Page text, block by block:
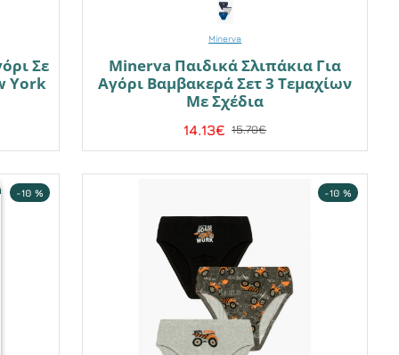
Σε
York
Minerva
Minerva Παιδικά Σλιπάκια Για
Αγόρι Βαμβακερά Σετ 3 Τεμαχίων
Με Σχέδια
14.13€ 15.70€
-10 % -10 %